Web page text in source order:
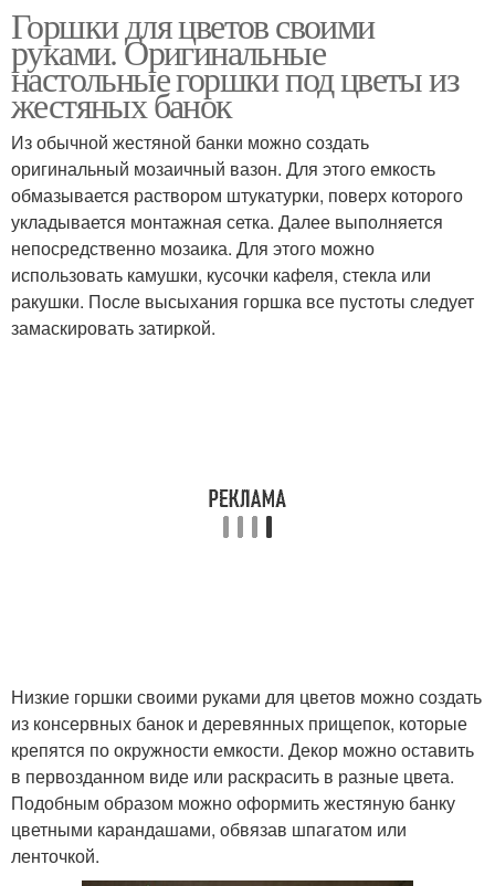
Руки из гипса Руки из дерева
Горшки для цветов своими
руками. Оригинальные
настольные горшки под цветы из
жестяных банок
Из обычной жестяной банки можно создать
оригинальный мозаичный вазон. Для этого емкость
обмазывается раствором штукатурки, поверх которого
укладывается монтажная сетка. Далее выполняется
непосредственно мозаика. Для этого можно
использовать камушки, кусочки кафеля, стекла или
ракушки. После высыхания горшка все пустоты следует
замаскировать затиркой.
Низкие горшки своими руками для цветов можно создать
из консервных банок и деревянных прищепок, которые
крепятся по окружности емкости. Декор можно оставить
в первозданном виде или раскрасить в разные цвета.
Подобным образом можно оформить жестяную банку
цветными карандашами, обвязав шпагатом или
ленточкой.